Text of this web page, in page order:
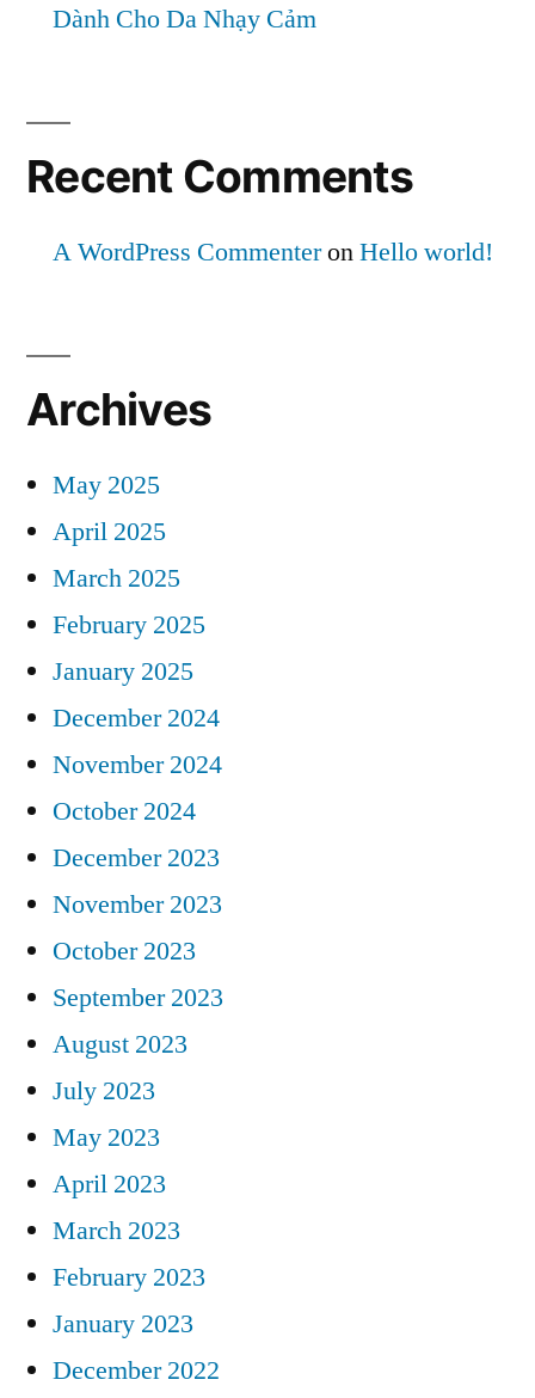
Dành Cho Da Nhạy Cảm
Recent Comments
A WordPress CommenteronHello world!
Archives
May 2025
April 2025
March 2025
February 2025
January 2025
December 2024
November 2024
October 2024
December 2023
November 2023
October 2023
September 2023
August 2023
July 2023
May 2023
April 2023
March 2023
February 2023
January 2023
December 2022